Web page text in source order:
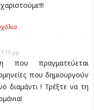
μμ
που πραγματεύεται
που δημιουργούν
διαμάντι ! Τρέξτε να τη